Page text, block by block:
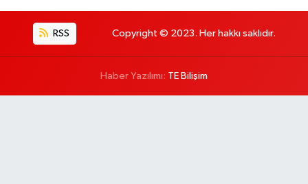
RSS Copyright © 2023. Her hakkı saklıdır.
Haber Yazılımı: TE Bilişim